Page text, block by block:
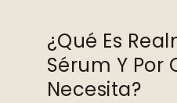
¿Qué Es
Sérum Y Por
Necesita?